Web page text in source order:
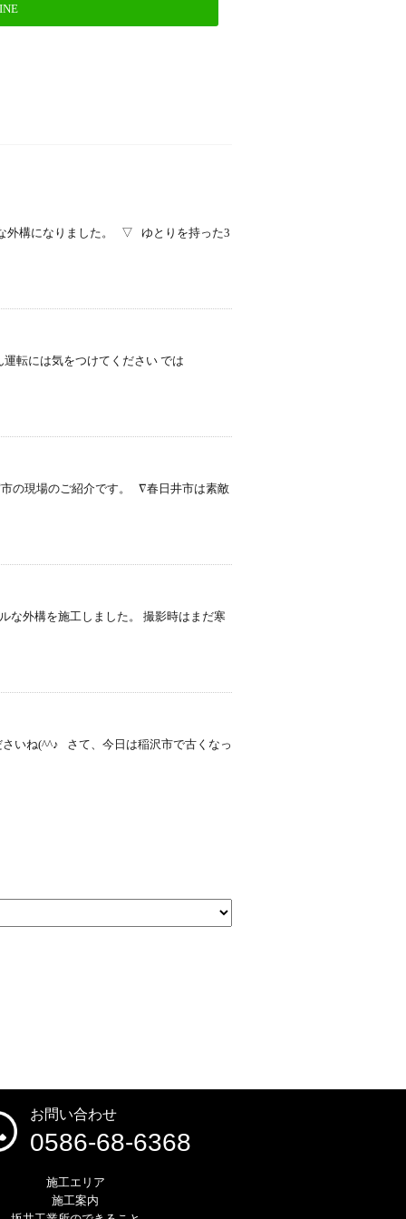
外構になりました。 ▽ ゆとりを持った3
転には気をつけてください では
の現場のご紹介です。 ∇春日井市は素敵
な外構を施工しました。 撮影時はまだ寒
いね(^^♪ さて、今日は稲沢市で古くなっ
お問い合わせ
0586-68-6368
施工エリア
施工案内